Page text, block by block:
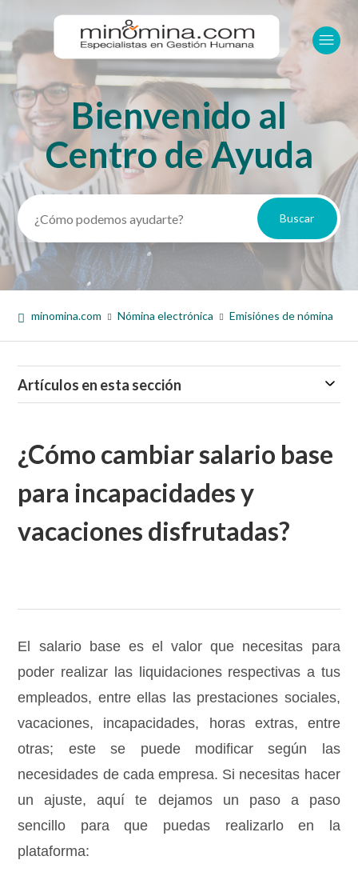
BúsquedaBienvenido al
Centro de Ayuda
minomina.com Nómina electrónica Emisiónes de nómina
Artículos en esta sección
¿Cómo cambiar salario base
para incapacidades y
vacaciones disfrutadas?
El salario base es el valor que necesitas para
poder realizar las liquidaciones respectivas a tus
empleados, entre ellas las prestaciones sociales,
vacaciones, incapacidades, horas extras, entre
otras; este se puede modificar según las
necesidades de cada empresa. Si necesitas hacer
un ajuste, aquí te dejamos un paso a paso
sencillo para que puedas realizarlo en la
plataforma: